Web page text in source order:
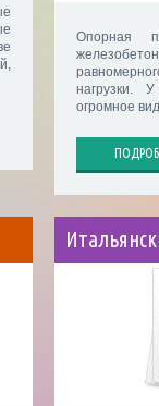
Опорная
нагрузки.
огромное